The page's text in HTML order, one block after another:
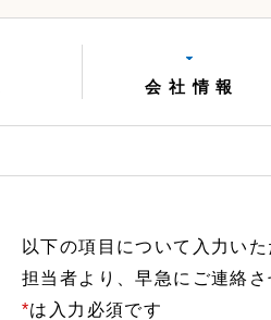
会 社 情 報
以下の項目について入力い
担当者より、早急にご連絡さ
*は入力必須です